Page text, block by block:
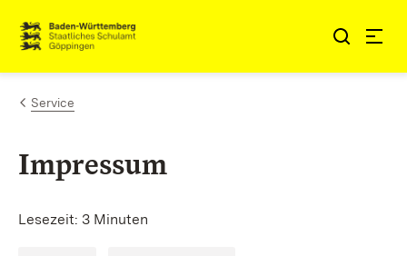
Zum Inhalt springen
Link zur Startseite
Service
Impressum
Lesezeit: 3 Minuten